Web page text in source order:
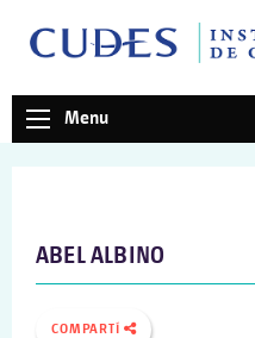
Menu
ABEL ALBINO
COMPARTÍ